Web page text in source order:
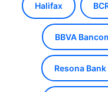
Halifax
BBVA
Resona Bank